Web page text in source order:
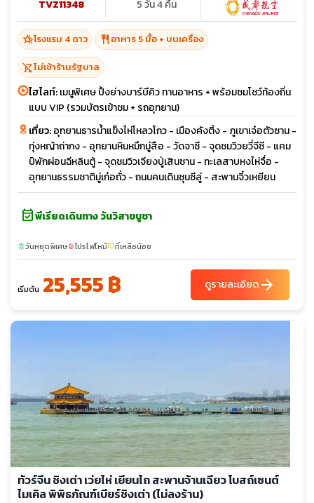
TVZ11348 5 วัน 4 คืน
hotel_classโรงแรม 4 ดาว restaurant อาหาร 5 มื้อ + บนเครื่อง
shopping_cart_offไม่เข้าร้านรัฐบาล
ไฮไลท์:เมนูพิเศษ ปิ้งย่างบาร์บีคิว ทานอาหาร + พร้อมชมโชว์ท้องถิ่น
แบบ VIP (รวมบัตรเข้าชม + รถอุทยาน)
เที่ยว:อุทยานธารน้ำแข็งไห่โหลวโกว - เมืองคังติ้ง - ภูเขาเจ๋อตัวซาน -
ทุ่งหญ้าถ่ากง - อุทยานหินหมึกมู่สือ - วัดจาซี - จุดชมวิวยวี่จีซี - แคม
ป์พักผ่อนฉีหลินตู้ - จุดชมวิวเจียงปู่เสินซาน - ทะเลสาบหงไห่จื่อ -
อุทยานธรรมชาติมู่เก๋อถั่ว - ถนนคนเดินชุนซีลู่ - สะพานจิ๋วเหยียน
event_availableพีเรียดเดินทาง วันวิสาขบูชา
sunnyวันหยุดพิเศษlocal_fire_departmentโปรไฟไหม้confirmation_numberที่เหลือน้อย
เริ่มต้น 25,555 ฿ ดูรายละเอียดarrow_forward
ทัวร์จีน ชิงเต่า เว่ยไห่ เยียนไถ สะพานจ้านเฉียว โบสถ์เซนต์
ไมเคิล พิพิธภัณฑ์เบียร์ชิงเต่า (ไม่ลงร้าน)